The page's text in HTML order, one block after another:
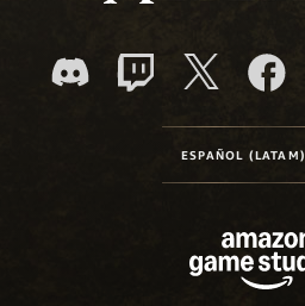
ESPAÑOL (LATAM)